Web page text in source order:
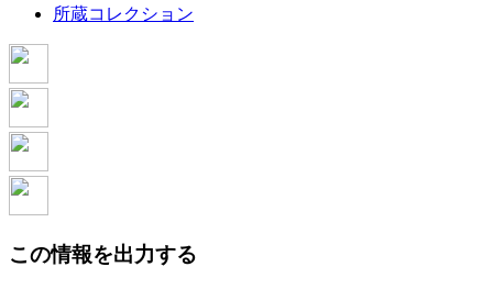
所蔵コレクション
この情報を出力する